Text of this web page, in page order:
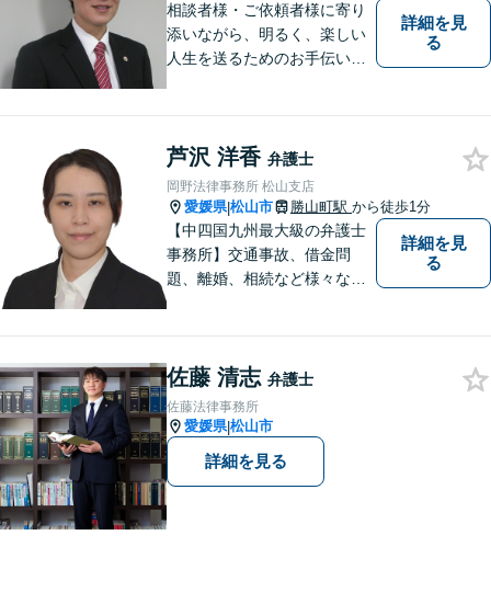
相談者様・ご依頼者様に寄り
添いながら、明るく、楽しい
人生を送るためのお手伝いを
詳細を見
る
芦沢 洋香 弁護士
岡野法律事務所 松山支店
愛媛県|松山市 勝山町駅 から徒歩1分
【中四国九州最大級の弁護士
事務所】交通事故、借金問
題、離婚、相続など様々な問
い！
詳細を見
る
佐藤 清志 弁護士
佐藤法律事務所
愛媛県|松山市
詳細を見る